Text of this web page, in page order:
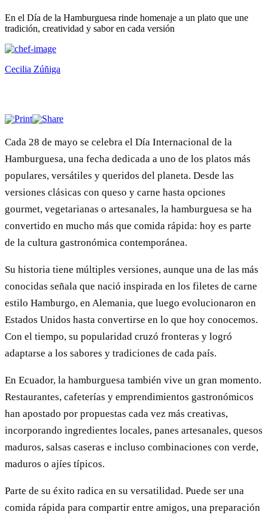
En el Día de la Hamburguesa rinde homenaje a un plato que une
tradición, creatividad y sabor en cada versión
Cecilia Zúñiga
Cada 28 de mayo se celebra el Día Internacional de la
Hamburguesa, una fecha dedicada a uno de los platos más
populares, versátiles y queridos del planeta. Desde las
versiones clásicas con queso y carne hasta opciones
gourmet, vegetarianas o artesanales, la hamburguesa se ha
convertido en mucho más que comida rápida: hoy es parte
de la cultura gastronómica contemporánea.
Su historia tiene múltiples versiones, aunque una de las más
conocidas señala que nació inspirada en los filetes de carne
estilo Hamburgo, en Alemania, que luego evolucionaron en
Estados Unidos hasta convertirse en lo que hoy conocemos.
Con el tiempo, su popularidad cruzó fronteras y logró
adaptarse a los sabores y tradiciones de cada país.
En Ecuador, la hamburguesa también vive un gran momento.
Restaurantes, cafeterías y emprendimientos gastronómicos
han apostado por propuestas cada vez más creativas,
incorporando ingredientes locales, panes artesanales, quesos
maduros, salsas caseras e incluso combinaciones con verde,
maduros o ajíes típicos.
Parte de su éxito radica en su versatilidad. Puede ser una
comida rápida para compartir entre amigos, una preparación